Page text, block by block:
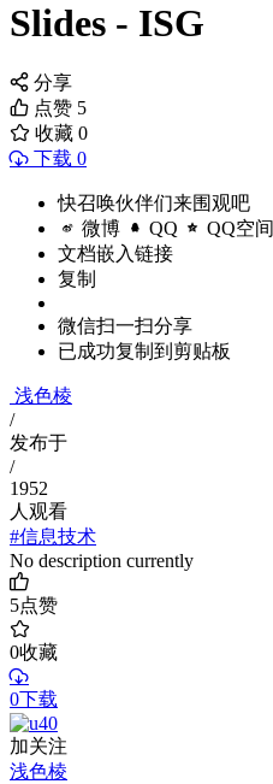
Slides - ISG
分享
点赞 5
收藏 0
下载 0
快召唤伙伴们来围观吧
微博 QQ QQ空间
文档嵌入链接
复制
微信扫一扫分享
已成功复制到剪贴板
浅色棱
/
发布于
/
1952
人观看
#信息技术
No description currently
5点赞
0收藏
0下载
加关注
浅色棱